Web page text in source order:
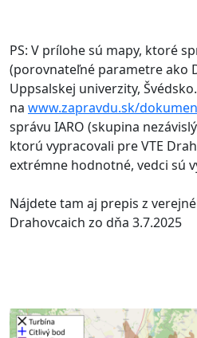
PS: V prílohe sú mapy, ktoré
(porovnateľné parametre ako
Uppsalskej univerzity,
na www.zapravdu.sk/
správu IARO (skupina
ktorú vypracovali pre VTE
extrémne hodnotné, vedci sú
Nájdete tam aj prepis z
Drahovcaich zo dňa 3.7.2025